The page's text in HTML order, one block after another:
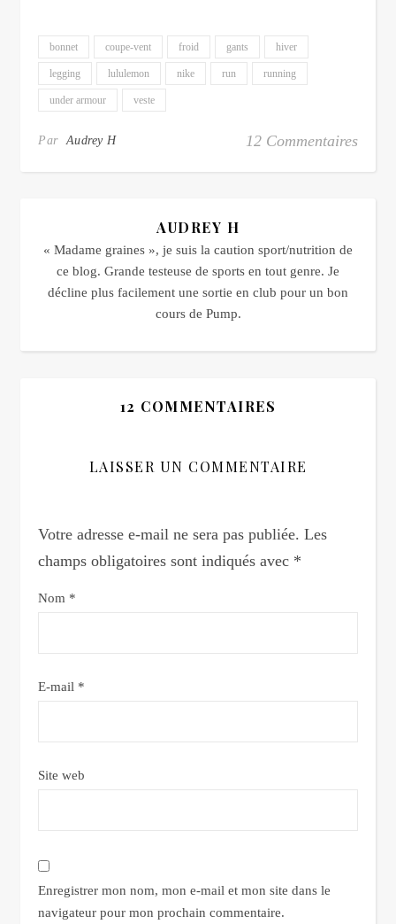
bonnet coupe-vent froid gants hiver
legging lululemon nike run running
under armour veste
ParAudrey H 12 Commentaires
AUDREY H
« Madame graines », je suis la caution sport/nutrition de
ce blog. Grande testeuse de sports en tout genre. Je
décline plus facilement une sortie en club pour un bon
cours de Pump.
12 COMMENTAIRES
LAISSER UN COMMENTAIRE
Votre adresse e-mail ne sera pas publiée. Les
champs obligatoires sont indiqués avec *
Nom *
E-mail *
Site web
Enregistrer mon nom, mon e-mail et mon site dans le
navigateur pour mon prochain commentaire.